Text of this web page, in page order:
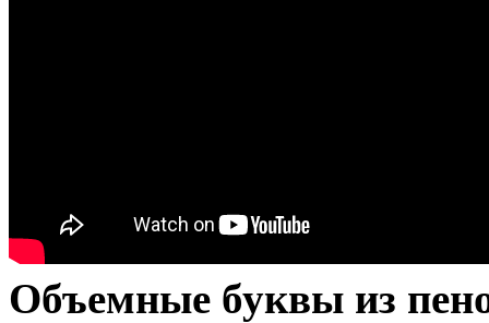
Объемные буквы из